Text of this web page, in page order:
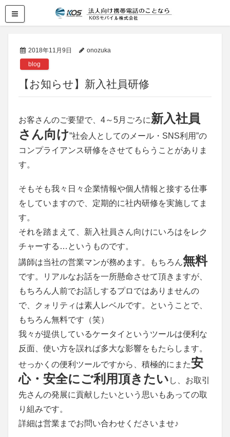
2018年11月9日
onozuka
blog
【お知らせ】新入社員研修
お客さんのご要望で、4～5月ごろに新入社員
さん向け”社会人としてのメール・SNS利用”の
コンプライアンス研修をさせてもらうことがありま
す。
そもそも我々日々企業情報や個人情報と接する仕事
をしていますので、定期的に社内研修を実施してま
す。
それを踏まえて、新入社員さん向けにいろはをレク
チャーする…というものです。
講師は当社の営業マンが務めます。もちろん無料
です。リアルなお話を一所懸命させて頂きますが、
もちろん人前でお話しするプロではありませんの
で、クォリティは素人レベルです。ということで、
もちろん無料です（笑）
我々が提供しているケータイというツールは便利な
反面、使い方を誤れば多大な影響をもたらします。
せっかくの便利ツールですから、積極的にまた安
心・安全にご利用頂きたい し、お取引
先さんの発展に貢献したいという思いもあっての取
り組みです。
詳細は営業までお問い合わせくださいませ♪